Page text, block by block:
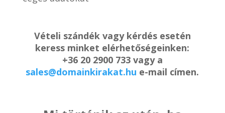
Vételi szándék vagy kérdés esetén
keress minket elérhetőségeinken:
+36 20 2900 733 vagy a
sales@domainkirakat.hu e-mail címen.